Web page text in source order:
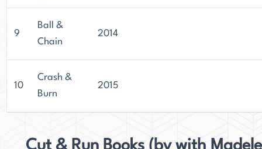
9
Ball &
Chain
2014
10
Crash &
Burn
2015